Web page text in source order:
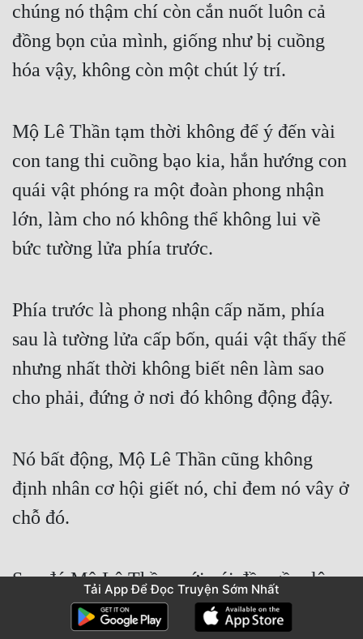
chúng nó thậm chí còn cắn nuốt luôn cả
đồng bọn của mình, giống như bị cuồng
hóa vậy, không còn một chút lý trí.
Mộ Lê Thần tạm thời không để ý đến vài
con tang thi cuồng bạo kia, hắn hướng con
quái vật phóng ra một đoàn phong nhận
lớn, làm cho nó không thể không lui về
bức tường lửa phía trước.
Phía trước là phong nhận cấp năm, phía
sau là tường lửa cấp bốn, quái vật thấy thế
nhưng nhất thời không biết nên làm sao
cho phải, đứng ở nơi đó không động đậy.
Nó bất động, Mộ Lê Thần cũng không
định nhân cơ hội giết nó, chỉ đem nó vây ở
chỗ đó.
Sau đó Mộ Lê Thần mới cúi đầu gầm lên
với đám tang thi đang tự giết lẫn nhau,
Tải App Để Đọc Truyện Sớm Nhất